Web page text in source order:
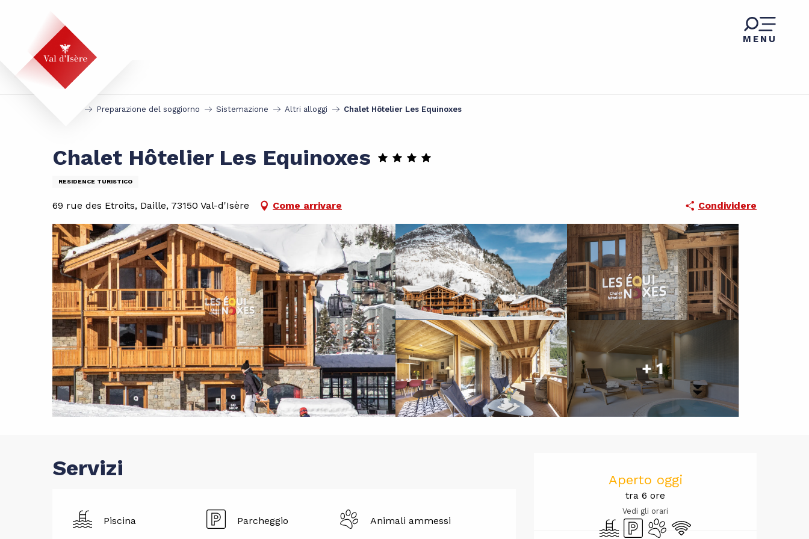
principal
MENU
Preparazione del soggiorno Sistemazione Altri alloggi Chalet Hôtelier Les Equinoxes
Chalet Hôtelier Les Equinoxes
RESIDENCE TURISTICO
69 rue des Etroits, Daille, 73150 Val-d'Isère Come arrivare Condividere
+ 1
Orari e
Aperto oggi
tra 6 ore
Vedi gli orari
PiscinaParcheggioAnimali ammessi
Wi-Fi
Servizi
Piscina Parcheggio Animali ammessi